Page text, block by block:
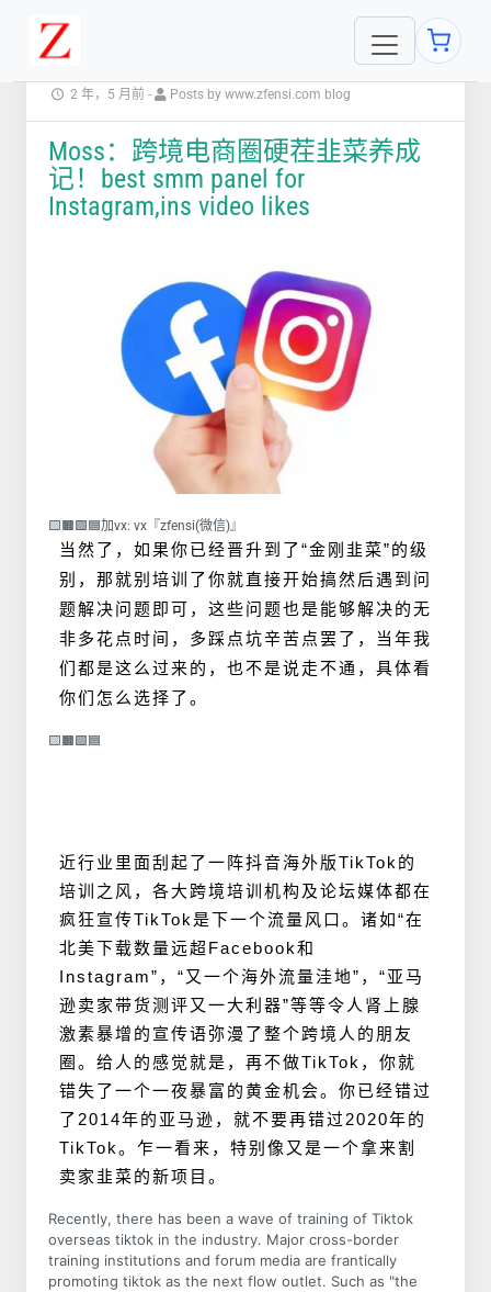
2 年，5 月前 - Posts by www.zfensi.com blog
Moss：跨境电商圈硬茬韭菜养成
记！best smm panel for
Instagram,ins video likes
🟨🟧🟩🟦加vx: vx『zfensi(微信)』
当 然了，如果你已经晋升到了“金刚韭菜”的级
别，那就别培训了你就直接开始搞然后遇到问
题解决问题即可，这些问题也是能够解决的无
非多花点时间，多踩点坑辛苦点罢了，当年我
们都是这么过来的，也不是说走不通，具体看
你们怎么选择了。
🟨🟧🟩🟦
近行业里面刮起了一阵抖音海外版TikTok的
培训之风，各大跨境培训机构及论坛媒体都在
疯狂宣传TikTok是下一个流量风口。诸如“在
北美下载数量远超Facebook和
Instagram”，“又一个海外流量洼地”，“亚马
逊卖家带货测评又一大利器”等等令人肾上腺
激素暴增的宣传语弥漫了整个跨境人的朋友
圈。给人的感觉就是，再不做TikTok，你就
错失了一个一夜暴富的黄金机会。你已经错过
了2014年的亚马逊，就不要再错过2020年的
TikTok。乍一看来，特别像又是一个拿来割
卖家韭菜的新项目。
Recently, there has been a wave of training of Tiktok
overseas tiktok in the industry. Major cross-border
training institutions and forum media are frantically
promoting tiktok as the next flow outlet. Such as "the